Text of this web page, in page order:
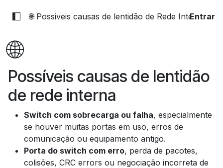
🌐 Possiveis causas de lentidão de Rede Interna
Entrar
🌐
Possíveis causas de lentidão
de rede interna
Switch com sobrecarga ou falha, especialmente
se houver muitas portas em uso, erros de
comunicação ou equipamento antigo.
Porta do switch com erro, perda de pacotes,
colisões, CRC errors ou negociação incorreta de